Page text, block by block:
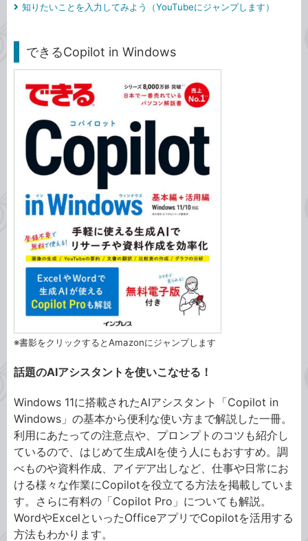
知りたいことを入力してみよう（YouTubeにジャンプします）
できるCopilot in Windows
※書影をクリックするとAmazonにジャンプします
話題のAIアシスタントを使いこなせる！
Windows 11に搭載されたAIアシスタント「Copilot in
Windows」の基本から便利な使い方まで解説した一冊。
利用にあたっての注意点や、プロンプトのコツも紹介し
ているので、はじめて生成AIを使う人にもおすすめ。調
べものや資料作成、アイデア出しなど、仕事や日常にお
ける様々な作業にCopilotを役立てる方法を掲載していま
す。さらに有料の「Copilot Pro」についても解説。
WordやExcelといったOfficeアプリでCopilotを活用する
方法もわかります。